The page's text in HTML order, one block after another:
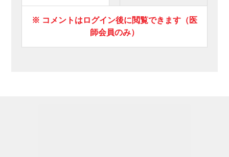
※ コメントはログイン後に閲覧できます（医
師会員のみ）